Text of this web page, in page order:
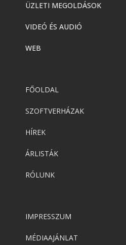
ÜZLETI MEGOLDÁSOK
VIDEÓ ÉS AUDIÓ
WEB
FŐOLDAL
SZOFTVERHÁZAK
HÍREK
ÁRLISTÁK
RÓLUNK
IMPRESSZUM
MÉDIAAJÁNLAT